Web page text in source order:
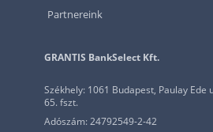
Partnereink
GRANTIS BankSelect Kft.
Székhely: 1061 Budapest, Paulay Ede
65. fszt.
Adószám: 24792549-2-42